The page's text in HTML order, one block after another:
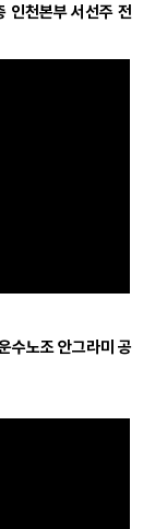
인천본부 서선주 전
수노조 안그라미 공